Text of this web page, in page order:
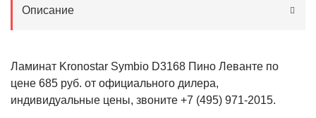
Описание
Ламинат Kronostar Symbio D3168 Пино Леванте по
цене 685 руб. от официального дилера,
индивидуальные цены, звоните +7 (495) 971-2015.